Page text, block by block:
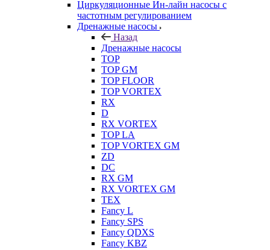
Циркуляционные Ин-лайн насосы с
частотным регулированием
Дренажные насосы
Назад
Дренажные насосы
TOP
TOP GM
TOP FLOOR
TOP VORTEX
RX
D
RX VORTEX
TOP LA
TOP VORTEX GM
ZD
DC
RX GM
RX VORTEX GM
TEX
Fancy L
Fancy SPS
Fancy QDXS
Fancy KBZ